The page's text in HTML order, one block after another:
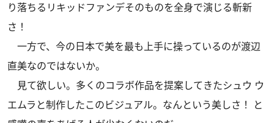
り落ちるリキッドファンデそのものを全身で演じる斬新
さ！
一方で、今の日本で美を最も上手に操っているのが渡辺
直美なのではないか。
見て欲しい。多くのコラボ作品を提案してきたシュウ ウ
エムラと制作したこのビジュアル。なんという美しさ！ と